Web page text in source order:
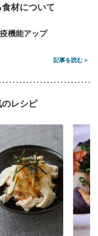
材について
機能アップ
記事を読む >
レシピ